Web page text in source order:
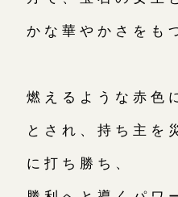
かな華やかさをも
燃えるような赤色
とされ、持ち主を
に打ち勝ち、